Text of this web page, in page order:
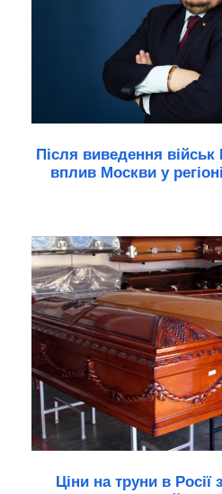
Після виведення
вплив Москви у
Ціни на труни в Росії